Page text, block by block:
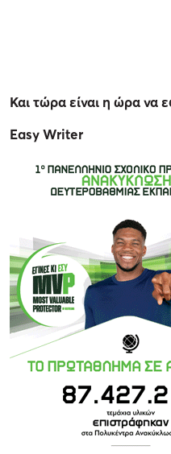
Και τώρα είναι η ώρα να
Easy Writer